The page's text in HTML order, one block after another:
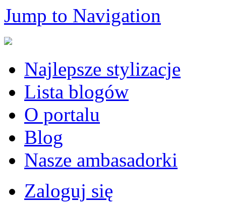
Jump to Navigation
Najlepsze stylizacje
Lista blogów
O portalu
Blog
Nasze ambasadorki
Zaloguj się